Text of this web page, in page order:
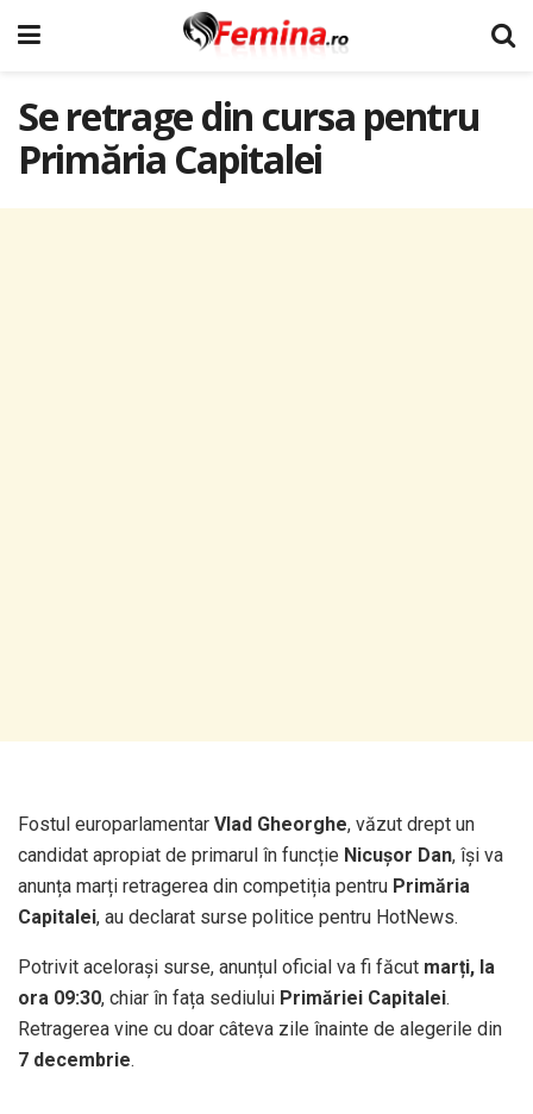
Se retrage din cursa pentru
Primăria Capitalei
Fostul europarlamentar Vlad Gheorghe, văzut drept un
candidat apropiat de primarul în funcție Nicuşor Dan, își va
anunța marți retragerea din competiția pentru Primăria
Capitalei, au declarat surse politice pentru HotNews.
Potrivit acelorași surse, anunțul oficial va fi făcut marți, la
ora 09:30, chiar în fața sediului Primăriei Capitalei.
Retragerea vine cu doar câteva zile înainte de alegerile din
7 decembrie.